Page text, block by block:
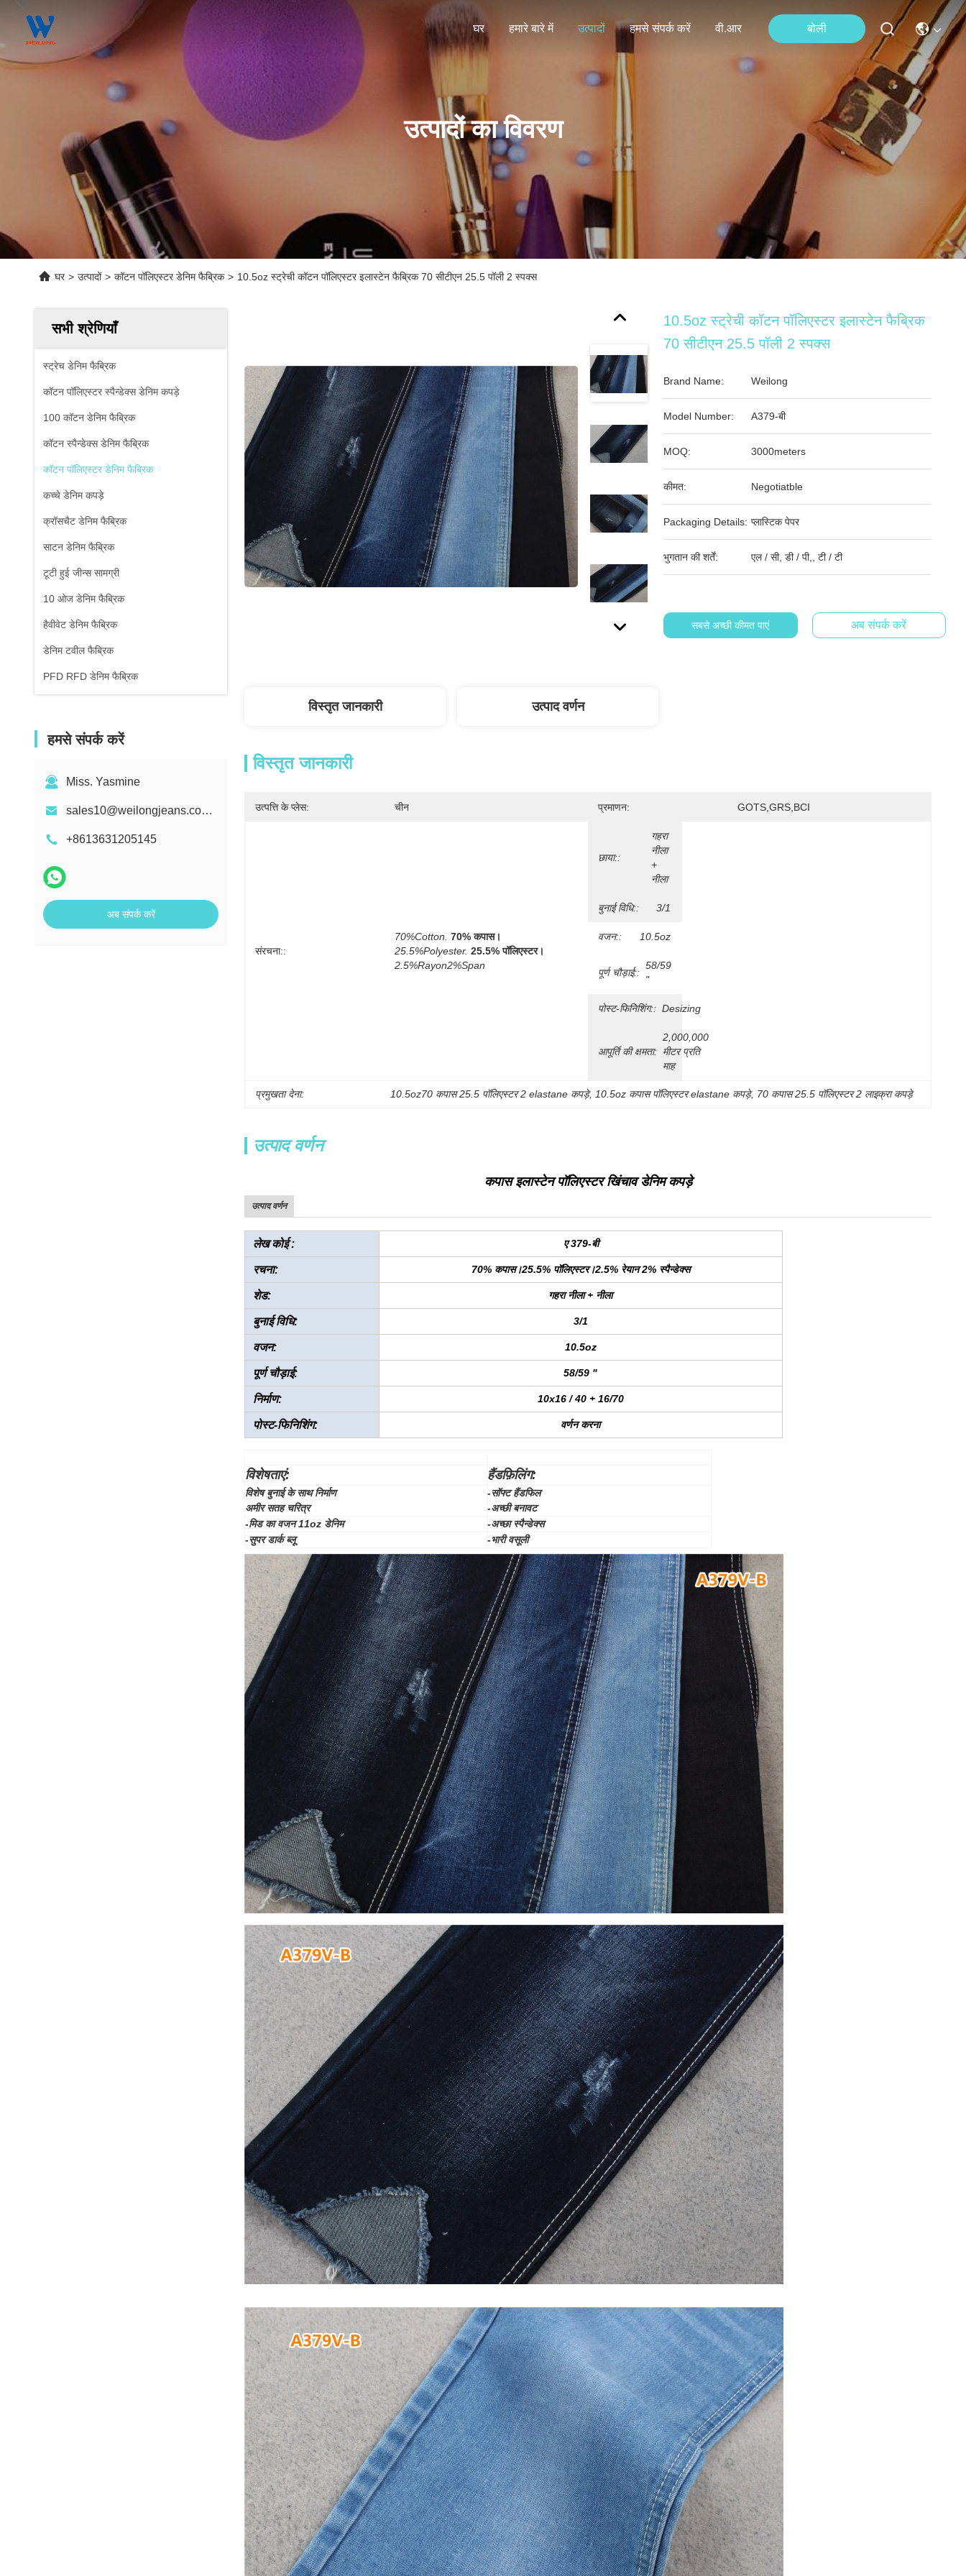
घर हमारे बारे में उत्पादों हमसे संपर्क करें वी.आर बोली
उत्पादों का विवरण
घर > उत्पादों > कॉटन पॉलिएस्टर डेनिम फैब्रिक > 10.5oz स्ट्रेची कॉटन पॉलिएस्टर इलास्टेन फैब्रिक 70 सीटीएन 25.5 पॉली 2 स्पक्स
सभी श्रेणियाँ
स्ट्रेच डेनिम फैब्रिक
कॉटन पॉलिएस्टर स्पैन्डेक्स डेनिम कपड़े
100 कॉटन डेनिम फैब्रिक
कॉटन स्पैन्डेक्स डेनिम फैब्रिक
कॉटन पॉलिएस्टर डेनिम फैब्रिक
कच्चे डेनिम कपड़े
क्रॉसचैट डेनिम फैब्रिक
साटन डेनिम फैब्रिक
टूटी हुई जीन्स सामग्री
10 ओज डेनिम फैब्रिक
हैवीवेट डेनिम फैब्रिक
डेनिम टवील फैब्रिक
PFD RFD डेनिम फैब्रिक
हमसे संपर्क करें
Miss. Yasmine
sales10@weilongjeans.com.cn
+8613631205145
अब संपर्क करें
10.5oz स्ट्रेची कॉटन पॉलिएस्टर इलास्टेन फैब्रिक
70 सीटीएन 25.5 पॉली 2 स्पक्स
Brand Name: Weilong
Model Number: A379-बी
MOQ: 3000meters
कीमत: Negotiatble
Packaging Details: प्लास्टिक पेपर
भुगतान की शर्तें: एल / सी, डी / पी,, टी / टी
सबसे अच्छी कीमत पाएं अब संपर्क करें
विस्तृत जानकारी उत्पाद वर्णन
विस्तृत जानकारी
उत्पत्ति के प्लेस: चीन प्रमाणन: GOTS,GRS,BCI
संरचना::
70%Cotton. 70% कपास।
25.5%polyester. 25.5% पॉलिएस्टर।
2.5%rayon2%Span
छाया::
गहरा
नीला
+
नीला
बुनाई विधि:: 3/1
वजन:: 10.5oz
पूर्ण चौड़ाई::
58/59
"
पोस्ट-फिनिशिंग:: Desizing
आपूर्ति की क्षमता:
2,000,000
मीटर प्रति
माह
प्रमुखता देना: 10.5oz70 कपास 25.5 पॉलिएस्टर 2 elastane कपड़े, 10.5oz कपास पॉलिएस्टर elastane कपड़े, 70 कपास 25.5 पॉलिएस्टर 2 लाइक्रा कपड़े
उत्पाद वर्णन
कपास इलास्टेन पॉलिएस्टर खिंचाव डेनिम कपड़े
उत्पाद वर्णन
लेख कोई : ए 379-बी
रचना: 70% कपास।25.5% पॉलिएस्टर।2.5% रेयान 2% स्पैन्डेक्स
शेड: गहरा नीला + नीला
बुनाई विधि: 3/1
वजन: 10.5oz
पूर्ण चौड़ाई: 58/59 "
निर्माण: 10x16 / 40 + 16/70
पोस्ट-फिनिशिंग: वर्णन करना
विशेषताएं: हैंडफ़िलिंग:
विशेष बुनाईके साथ निर्माण
अमीर सतह चरित्र
-सॉफ्ट हैंडफिल
-अच्छी बनावट
-मिड का वजन 11oz डेनिम
-अच्छा स्पैन्डेक्स
-सुपर डार्क ब्लू
-भारी वसूली